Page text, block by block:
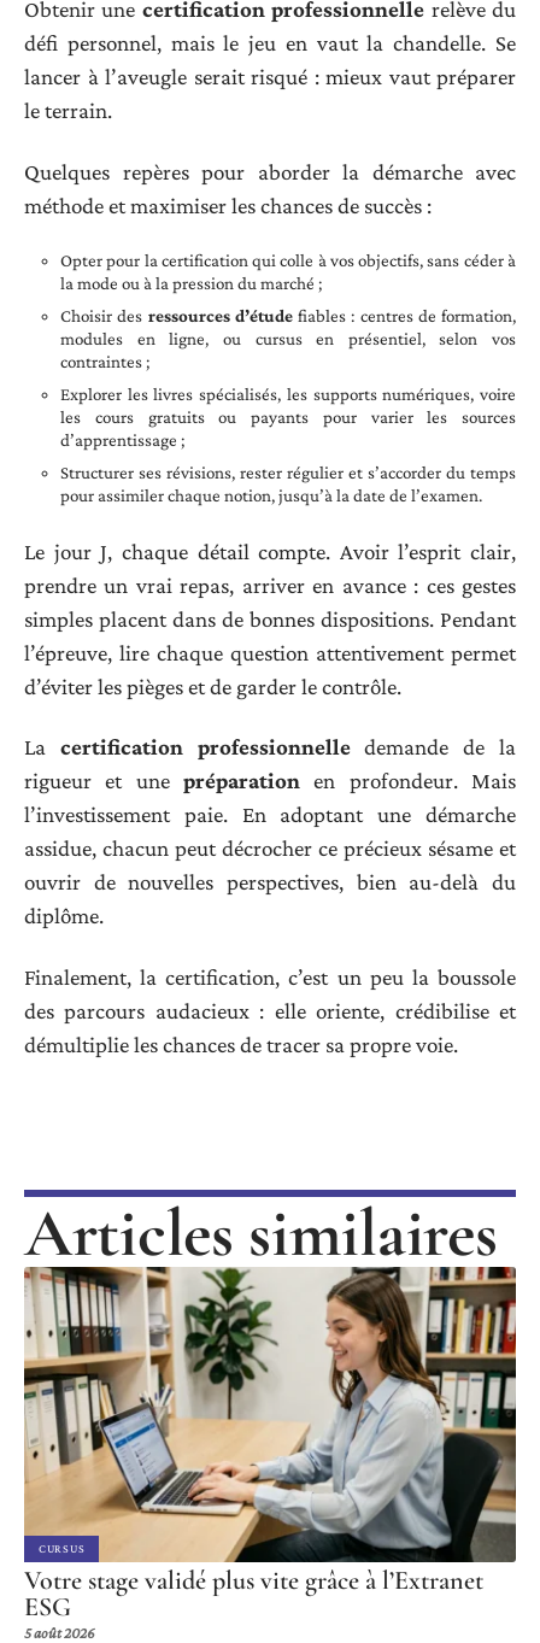
Obtenir une certification professionnelle relève du
défi personnel, mais le jeu en vaut la chandelle. Se
lancer à l’aveugle serait risqué : mieux vaut préparer
le terrain.
Quelques repères pour aborder la démarche avec
méthode et maximiser les chances de succès :
Opter pour la certification qui colle à vos objectifs, sans céder à
la mode ou à la pression du marché ;
Choisir des ressources d’étudefiables : centres de formation,
modules en ligne, ou cursus en présentiel, selon vos
contraintes ;
Explorer les livres spécialisés, les supports numériques, voire
les cours gratuits ou payants pour varier les sources
d’apprentissage ;
Structurer ses révisions, rester régulier et s’accorder du temps
pour assimiler chaque notion, jusqu’à la date de l’examen.
Le jour J, chaque détail compte. Avoir l’esprit clair,
prendre un vrai repas, arriver en avance : ces gestes
simples placent dans de bonnes dispositions. Pendant
l’épreuve, lire chaque question attentivement permet
d’éviter les pièges et de garder le contrôle.
La certification professionnelledemande de la
rigueur et une préparation en profondeur. Mais
l’investissement paie. En adoptant une démarche
assidue, chacun peut décrocher ce précieux sésame et
ouvrir de nouvelles perspectives, bien au-delà du
diplôme.
Finalement, la certification, c’est un peu la boussole
des parcours audacieux : elle oriente, crédibilise et
démultiplie les chances de tracer sa propre voie.
Articles similaires
CURSUS
Votre stage validé plus vite grâce à l’Extranet
ESG
5 août 2026